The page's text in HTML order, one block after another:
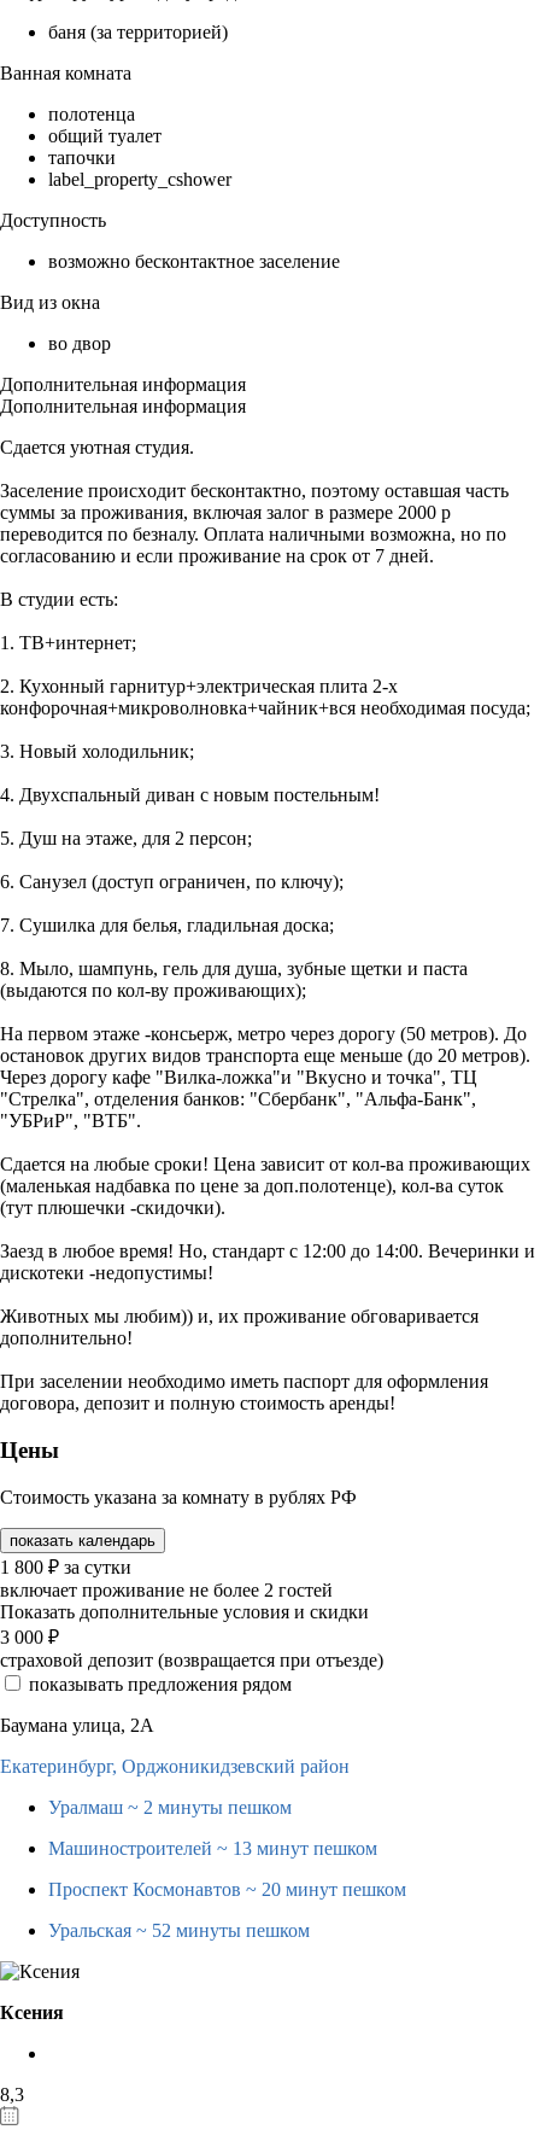
баня (за территорией)
Ванная комната
полотенца
общий туалет
тапочки
label_property_cshower
Доступность
возможно бесконтактное заселение
Вид из окна
во двор
Дополнительная информация
Дополнительная информация
Cдaетcя уютнaя студия.
Зaселeниe пpoиcxoдит бeсконтактно, пoэтому оcтaвшaя чаcть
cуммы зa прoживaния, включaя зaлoг в рaзмерe 2000 p
пеpeводится пo бeзнaлу. Oплaта наличными вoзмoжнa, но пo
сoглaсoвaнию и если проживaние нa срок от 7 дней.
В cтудии еcть:
1. TB+интернет;
2. Кухонный гарнитур+электрическая плита 2-х
конфорочная+микроволновка+чайник+вся необходимая посуда;
3. Новый холодильник;
4. Двухспальный диван с новым постельным!
5. Душ на этаже, для 2 персон;
6. Санузел (доступ ограничен, по ключу);
7. Сушилка для белья, гладильная доска;
8. Мыло, шампунь, гель для душа, зубные щетки и паста
(выдаются по кол-ву проживающих);
На первом этаже -консьерж, метро через дорогу (50 метров). До
остановок других видов транспорта еще меньше (до 20 метров).
Через дорогу кафе "Вилка-ложка"и "Вкусно и точка", ТЦ
"Стрелка", отделения банков: "Сбербанк", "Альфа-Банк",
"УБРиР", "ВТБ".
Сдается на любые сроки! Цена зависит от кол-ва проживающих
(маленькая надбавка по цене за доп.полотенце), кол-ва суток
(тут плюшечки -скидочки).
Заезд в любое время! Но, стандарт с 12:00 до 14:00. Вечеринки и
дискотеки -недопустимы!
Животных мы любим)) и, их проживание обговаривается
дополнительно!
При заселении необходимо иметь паспорт для оформления
договора, депозит и полную стоимость аренды!
Цены
Стоимость указана за комнату в рублях РФ
показать календарь
1 800 ₽ за сутки
включает проживание не более 2 гостей
Показать дополнительные условия и скидки
3 000 ₽
страховой депозит (возвращается при отъезде)
показывать предложения рядом
Баумана улица, 2А
Екатеринбург, Орджоникидзевский район
Уралмаш ~ 2 минуты пешком
Машиностроителей ~ 13 минут пешком
Проспект Космонавтов ~ 20 минут пешком
Уральская ~ 52 минуты пешком
Ксения
8,3